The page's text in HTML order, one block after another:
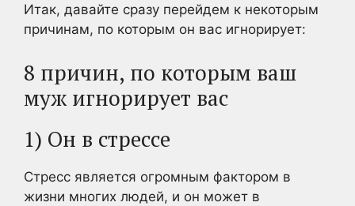
Итак, давайте сразу перейдем к некоторым
причинам, по которым он вас игнорирует:
8 причин, по которым ваш
муж игнорирует вас
1) Он в стрессе
Стресс является огромным фактором в
жизни многих людей, и он может в